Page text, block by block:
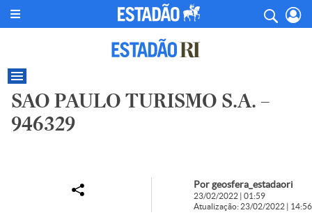
SAO PAULO TURISMO S.A. –
946329
Por geosfera_estadaori
23/02/2022 | 01:59
Atualização: 23/02/2022 | 14:56